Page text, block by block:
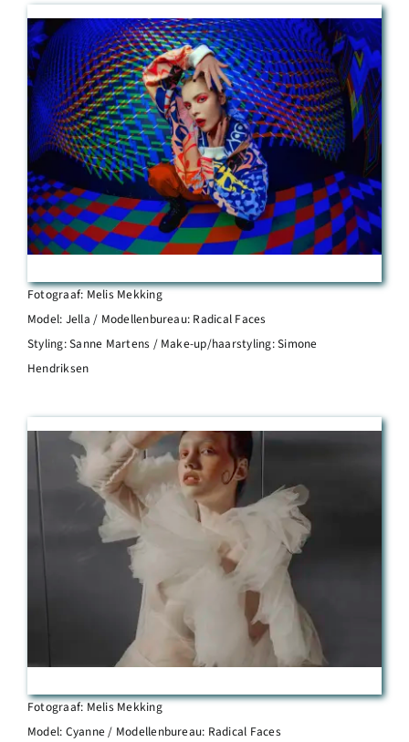
Fotograaf: Melis Mekking
Model: Jella / Modellenbureau: Radical Faces
Styling: Sanne Martens / Make-up/haarstyling: Simone
Hendriksen
Fotograaf: Melis Mekking
Model: Cyanne / Modellenbureau: Radical Faces